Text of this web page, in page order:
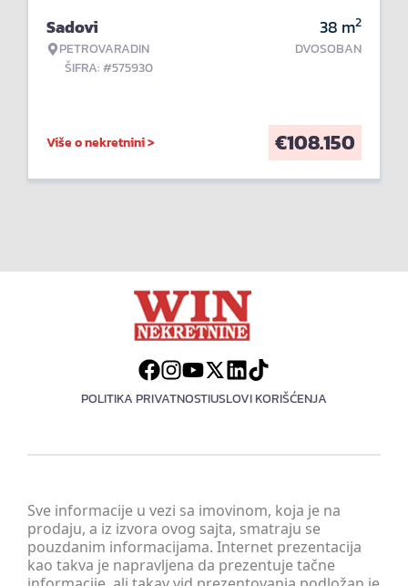
Sadovi
PETROVARADIN
ŠIFRA: #575930
38 m2
DVOSOBAN
Više o nekretnini > €108.150
POLITIKA PRIVATNOSTIUSLOVI KORIŠĆENJA
Sve informacije u vezi sa imovinom, koja je na
prodaju, a iz izvora ovog sajta, smatraju se
pouzdanim informacijama. Internet prezentacija
kao takva je napravljena da prezentuje tačne